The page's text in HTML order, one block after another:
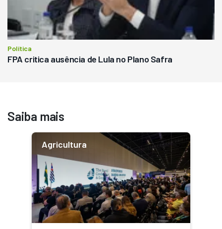
Política
FPA critica ausência de Lula no Plano Safra
Saiba mais
Agricultura